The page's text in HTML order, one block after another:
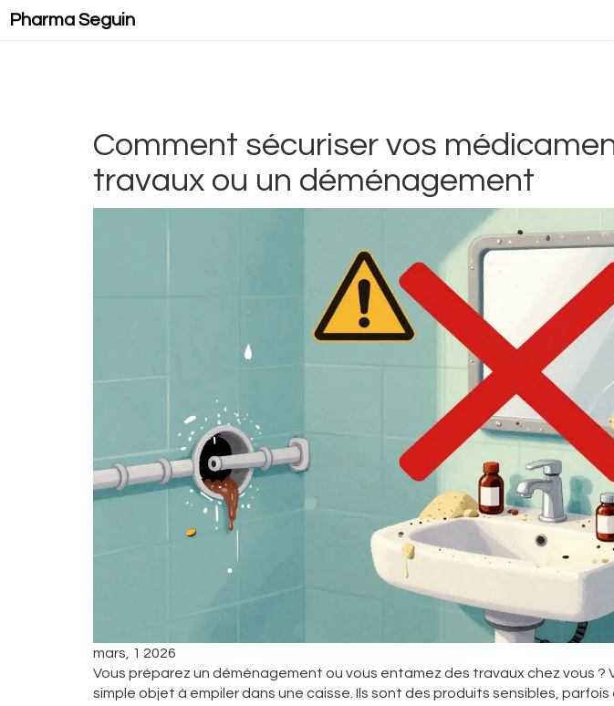
Pharma Seguin
Comment sécuriser vos
travaux ou un déménagement
mars, 1 2026
Vous préparez un déménagement ou vous entamez des travaux chez vous ?
simple objet à empiler dans une caisse. Ils sont des produits sensibles,